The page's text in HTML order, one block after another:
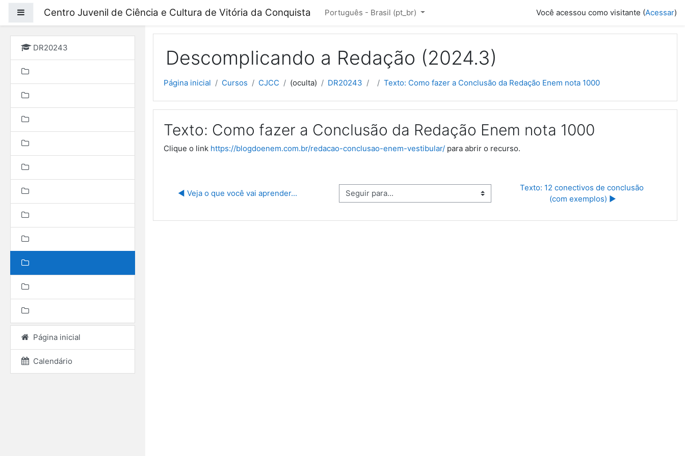
Painel lateral
Centro Juvenil de Ciência e Cultura de Vitória da Conquista Português - Brasil ‎(pt_br)‎ Você acessou como visitante (Acessar)
DR20243
Página inicial
Calendário
Descomplicando a Redação (2024.3)
Página inicial Cursos CJCC (oculta) DR20243 Texto: Como fazer a Conclusão da Redação Enem nota 1000
Texto: Como fazer a Conclusão da Redação Enem nota 1000
Clique o link https://blogdoenem.com.br/redacao-conclusao-enem-vestibular/ para abrir o recurso.
◀︎ Veja o que você vai aprender... Seguir para...
Texto: 12 conectivos de conclusão
(com exemplos) ▶︎